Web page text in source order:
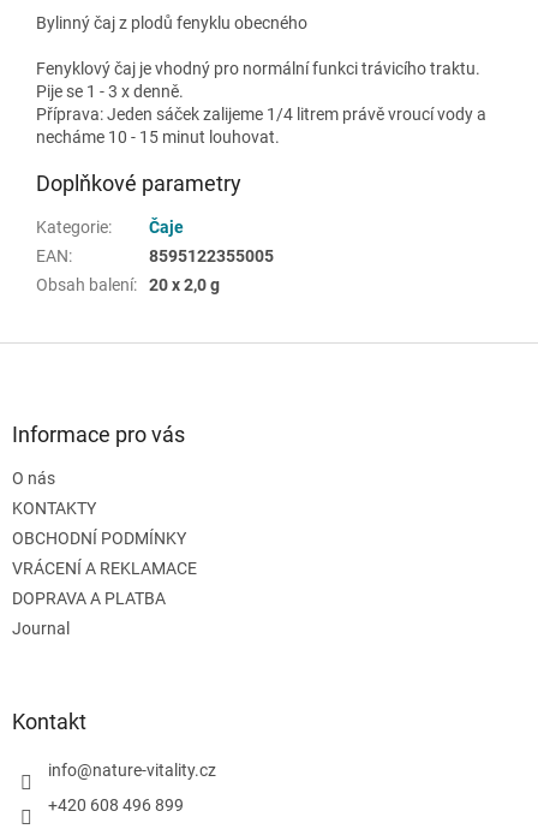
Bylinný čaj z plodů fenyklu obecného
Fenyklový čaj je vhodný pro normální funkci trávicího traktu.
Pije se 1 - 3 x denně.
Příprava: Jeden sáček zalijeme 1/4 litrem právě vroucí vody a
necháme 10 - 15 minut louhovat.
Doplňkové parametry
Kategorie:
Čaje
EAN:
8595122355005
Obsah balení: 20 x 2,0 g
Informace pro vás
O nás
KONTAKTY
OBCHODNÍ PODMÍNKY
VRÁCENÍ A REKLAMACE
DOPRAVA A PLATBA
Journal
Kontakt
info@nature-vitality.cz
+420 608 496 899